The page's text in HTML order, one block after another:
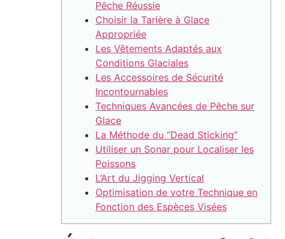
Pêche Réussie
Choisir la Tarière à Glace
Appropriée
Les Vêtements Adaptés aux
Conditions Glaciales
Les Accessoires de Sécurité
Incontournables
Techniques Avancées de Pêche sur
Glace
La Méthode du “Dead Sticking”
Utiliser un Sonar pour Localiser les
Poissons
L’Art du Jigging Vertical
Optimisation de votre Technique en
Fonction des Espèces Visées